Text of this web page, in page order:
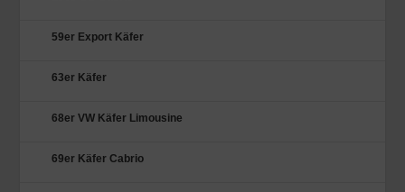
59er Export Käfer
63er Käfer
68er VW Käfer Limousine
69er Käfer Cabrio